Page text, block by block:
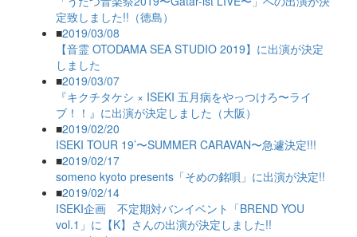
定致しました!!（徳島）
■2019/03/08
【音霊 OTODAMA SEA STUDIO 2019】に出演が決定
しました
■2019/03/07
『キクチタケシ × ISEKI 五月病をやっつけろ〜ライ
ブ！！』に出演が決定しました（大阪）
■2019/02/20
ISEKI TOUR 19’〜SUMMER CARAVAN〜急遽決定!!!
■2019/02/17
someno kyoto presents「そめの銘唄」に出演が決定!!
■2019/02/14
ISEKI企画 不定期対バンイベント「BREND YOU
vol.1」に【K】さんの出演が決定しました!!